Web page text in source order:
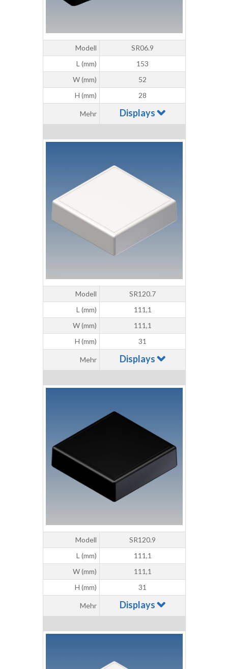
Modell
SR06.9
L (mm)
153
W (mm)
52
H (mm)
28
Mehr Displays
Modell
SR120.7
L (mm)
111,1
W (mm)
111,1
H (mm)
31
Mehr Displays
Modell
SR120.9
L (mm)
111,1
W (mm)
111,1
H (mm)
31
Mehr Displays